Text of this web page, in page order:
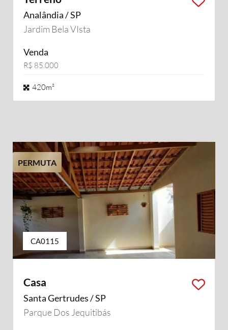
Analândia / SP
Jardim Bela VIsta
Venda
R$ 85.000
420m²
PERMUTA
CA0115
Casa
Santa Gertrudes / SP
Parque Dos Jequitibás